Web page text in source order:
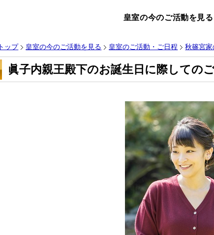
皇室の今のご活動を見る
トップ 皇室の今のご活動を見る 皇室のご活動・ご日程 秋篠宮
眞子内親王殿下のお誕生日に際しての